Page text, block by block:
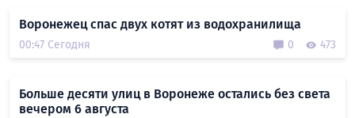
Воронежец спас двух котят из водохранилища
00:47 Сегодня 0 473
Больше десяти улиц в Воронеже остались без света
вечером 6 августа